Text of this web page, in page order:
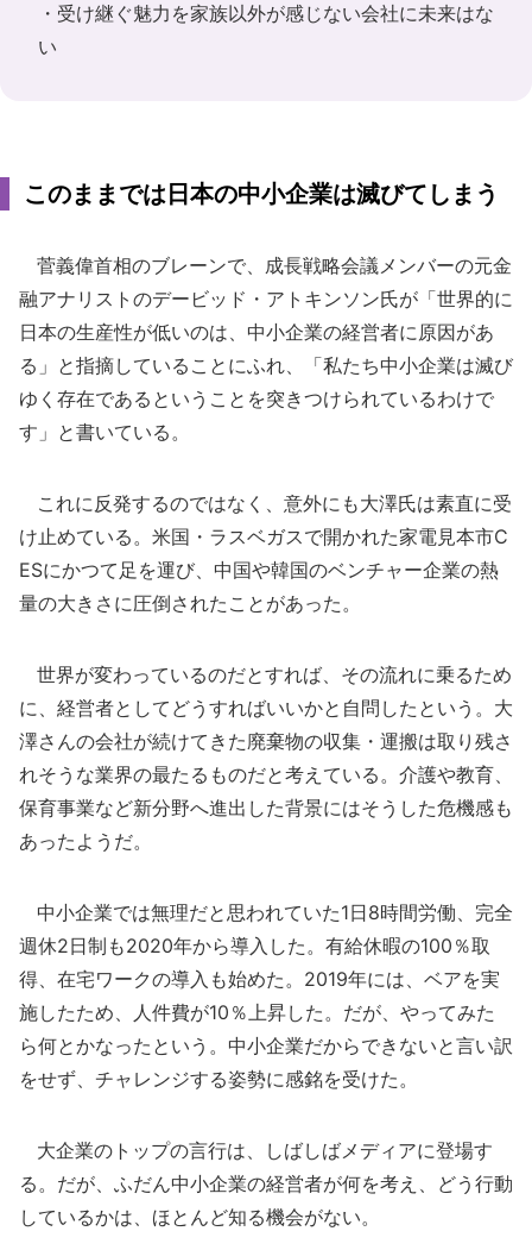
・受け継ぐ魅力を家族以外が感じない会社に未来はな
い
このままでは日本の中小企業は滅びてしまう
菅義偉首相のブレーンで、成長戦略会議メンバーの元金
融アナリストのデービッド・アトキンソン氏が「世界的に
日本の生産性が低いのは、中小企業の経営者に原因があ
る」と指摘していることにふれ、「私たち中小企業は滅び
ゆく存在であるということを突きつけられているわけで
す」と書いている。
これに反発するのではなく、意外にも大澤氏は素直に受
け止めている。米国・ラスベガスで開かれた家電見本市C
ESにかつて足を運び、中国や韓国のベンチャー企業の熱
量の大きさに圧倒されたことがあった。
世界が変わっているのだとすれば、その流れに乗るため
に、経営者としてどうすればいいかと自問したという。大
澤さんの会社が続けてきた廃棄物の収集・運搬は取り残さ
れそうな業界の最たるものだと考えている。介護や教育、
保育事業など新分野へ進出した背景にはそうした危機感も
あったようだ。
中小企業では無理だと思われていた1日8時間労働、完全
週休2日制も2020年から導入した。有給休暇の100％取
得、在宅ワークの導入も始めた。2019年には、ベアを実
施したため、人件費が10％上昇した。だが、やってみた
ら何とかなったという。中小企業だからできないと言い訳
をせず、チャレンジする姿勢に感銘を受けた。
大企業のトップの言行は、しばしばメディアに登場す
る。だが、ふだん中小企業の経営者が何を考え、どう行動
しているかは、ほとんど知る機会がない。